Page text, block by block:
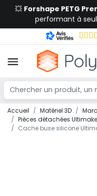
💥 Forshape PETG
performant à
Accueil Matériel 3D
Pièces détachées
Cache buse silicone